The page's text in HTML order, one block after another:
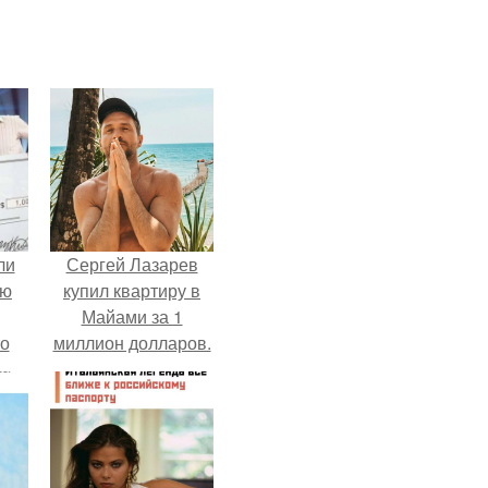
Сергей Лазарев
купил квартиру в
Майами за 1
миллион долларов.